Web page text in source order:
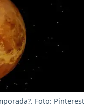
Foto: Pinterest